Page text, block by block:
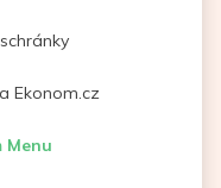
Ekonom.cz
Menu